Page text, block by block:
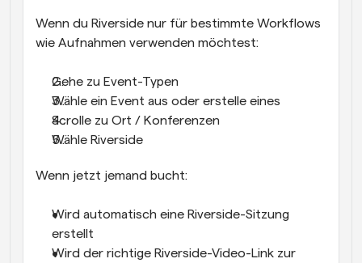
Wenn du Riverside nur für bestimmte Workflows
wie Aufnahmen verwenden möchtest:
Gehe zu Event-Typen
Wähle ein Event aus oder erstelle eines
Scrolle zu Ort / Konferenzen
Wähle Riverside
Wenn jetzt jemand bucht:
Wird automatisch eine Riverside-Sitzung
erstellt
Wird der richtige Riverside-Video-Link zur